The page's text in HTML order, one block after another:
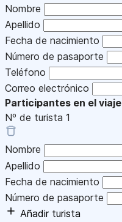
Nombre
Apellido
Fecha de nacimiento
Número de pasaporte
Teléfono
Correo electrónico
Participantes en el viaje
Nº de turista 1
Nombre
Apellido
Fecha de nacimiento
Número de pasaporte
Añadir turista